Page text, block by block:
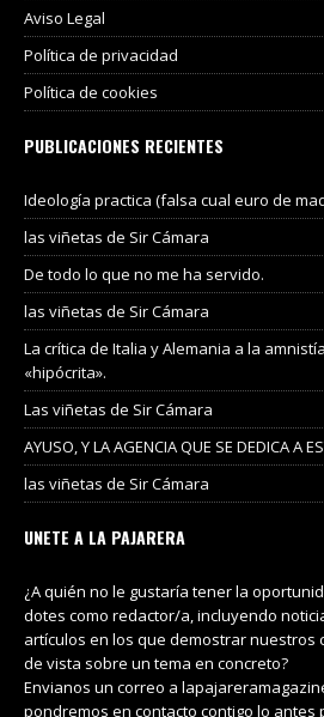
Aviso Legal
Política de privacidad
Política de cookies
PUBLICACIONES RECIENTES
Ideología practica (falsa cual euro de
las viñetas de Sir Cámara
De todo lo que no me ha servido.
las viñetas de Sir Cámara
La crítica de Italia y Alemania a la
«hipócrita».
Las viñetas de Sir Cámara
AYUSO, Y LA AGENCIA QUE SE DEDICA A
las viñetas de Sir Cámara
UNETE A LA PAJARERA
¿A quién no le gustaría tener la
dotes como redactor/a, incluyendo
artículos en los que demostrar nuestros
de vista sobre un tema en concreto?
Envianos un correo a
pondremos en contacto contigo lo antes